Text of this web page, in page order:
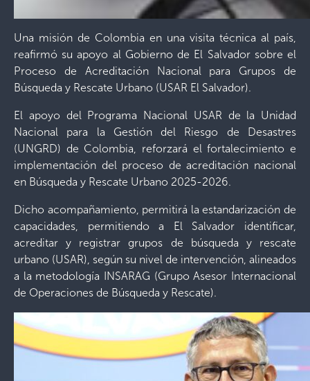
Una misión de Colombia en una visita técnica al país,
reafirmó su apoyo al Gobierno de El Salvador sobre el
Proceso de Acreditación Nacional para Grupos de
Búsqueda y Rescate Urbano (USAR El Salvador).
El apoyo del Programa Nacional USAR de la Unidad
Nacional para la Gestión del Riesgo de Desastres
(UNGRD) de Colombia, reforzará el fortalecimiento e
implementación del proceso de acreditación nacional
en Búsqueda y Rescate Urbano 2025-2026.
Dicho acompañamiento, permitirá la estandarización de
capacidades, permitiendo a El Salvador identificar,
acreditar y registrar grupos de búsqueda y rescate
urbano (USAR), según su nivel de intervención, alineados
a la metodología INSARAG (Grupo Asesor Internacional
de Operaciones de Búsqueda y Rescate).